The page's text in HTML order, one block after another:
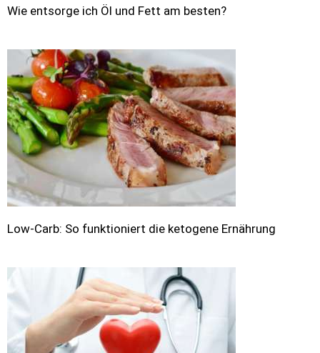
Wie entsorge ich Öl und Fett am besten?
Low-Carb: So funktioniert die ketogene Ernährung